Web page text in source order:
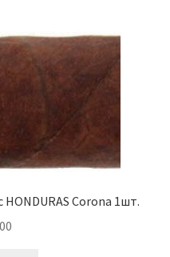
Corona 1шт.